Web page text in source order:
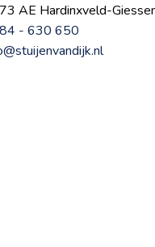
AE Hardinxveld-
- 630 650